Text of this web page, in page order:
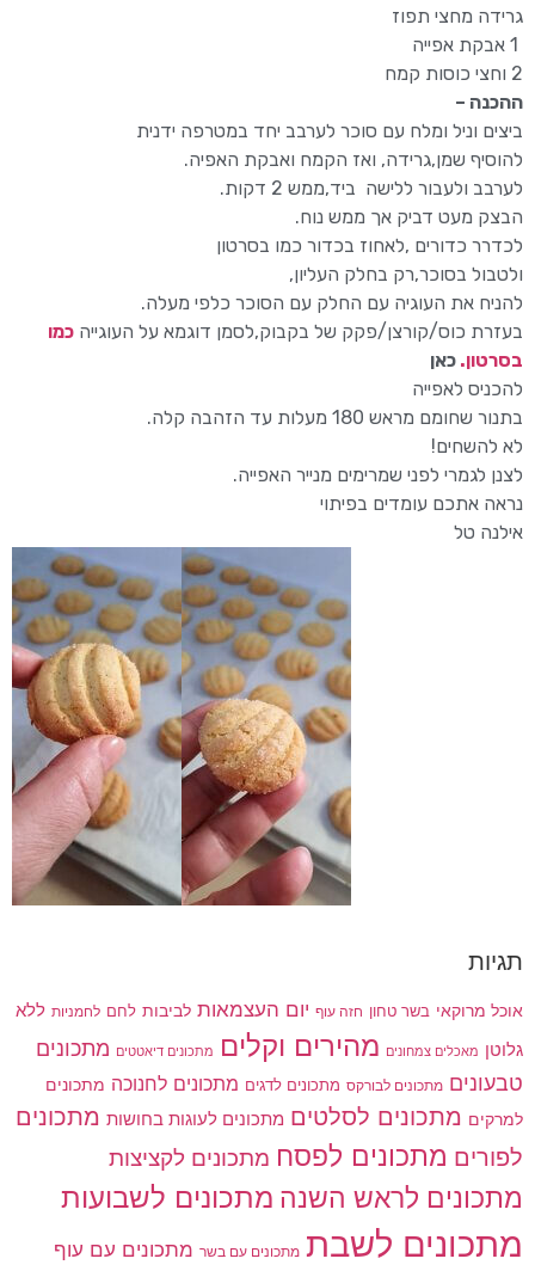
גרידה מחצי תפוז
2 וחצי כוסות קמח
ההכנה –
ביצים וניל ומלח עם סוכר לערבב יחד במטרפה ידנית
להוסיף שמן,גרידה, ואז הקמח ואבקת האפיה.
לערבב ולעבור ללישה ביד,ממש 2 דקות.
הבצק מעט דביק אך ממש נוח.
לכדרר כדורים ,לאחוז בכדור כמו בסרטון
ולטבול בסוכר,רק בחלק העליון,
להניח את העוגיה עם החלק עם הסוכר כלפי מעלה.
בעזרת כוס/קורצן/פקק של בקבוק,לסמן דוגמא על העוגייה כמו
בסרטון. כאן
להכניס לאפייה
בתנור שחומם מראש 180 מעלות עד הזהבה קלה.
לא להשחים!
לצנן לגמרי לפני שמרימים מנייר האפייה.
נראה אתכם עומדים בפיתוי
אילנה טל
תגיות
אוכל מרוקאי בשר טחון חזה עוף יום העצמאות לביבות לחם לחמניות ללא
גלוטן מאכלים צמחונים מהירים וקלים מתכונים דיאטטים מתכונים
טבעונים מתכונים לבורקס מתכונים לדגים מתכונים לחנוכה מתכונים
למרקים מתכונים לסלטים מתכונים לעוגות בחושות מתכונים
לפורים מתכונים לפסח מתכונים לקציצות
מתכונים לראש השנה מתכונים לשבועות
מתכונים לשבת מתכונים עם בשר מתכונים עם עוף